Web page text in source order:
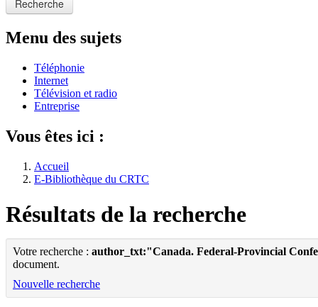
Recherche
Menu des sujets
Téléphonie
Internet
Télévision et radio
Entreprise
Vous êtes ici :
Accueil
E-Bibliothèque du CRTC
Résultats de la recherche
Votre recherche : author_txt:"Canada. Federal-Provincial
document.
Nouvelle recherche